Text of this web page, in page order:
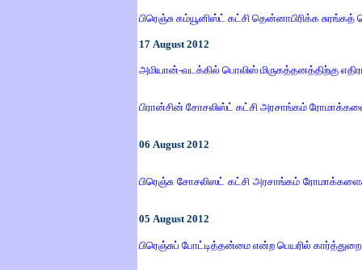
பிரெஞ்சு கம்யூனிஸ்ட் கட்சி தென்னாபிரிக்க
17 August 2012
அமியான்-வடக்கில் பொலிஸ் மிருகத்தனத்திற்கு
பிரான்சின் சோசலிஸ்ட் கட்சி அரசாங்கம்
06 August 2012
பிரெஞ்சு சோசலிஸட் கட்சி அரசாங்கம் ரோமாக்களைச்
05 August 2012
பிரெஞ்சுப் போட்டித்தன்மை என்ற பெயரில்